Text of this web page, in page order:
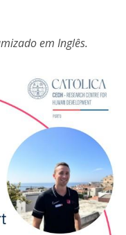
em Inglês.